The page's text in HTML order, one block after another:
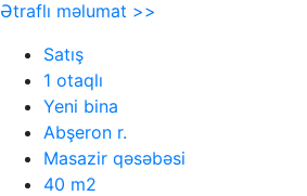
Ətraflı məlumat >>
Satış
1 otaqlı
Yeni bina
Abşeron r.
Masazir qəsəbəsi
40 m2